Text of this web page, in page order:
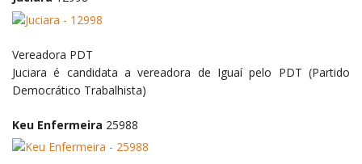
Vereadora PDT
Juciara é candidata a vereadora de Iguaí pelo PDT (Partido
Democrático Trabalhista)
Keu Enfermeira 25988